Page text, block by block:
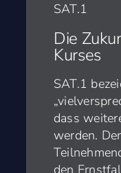
SAT.1
Die
Kurses
SAT.1
dass
werden.